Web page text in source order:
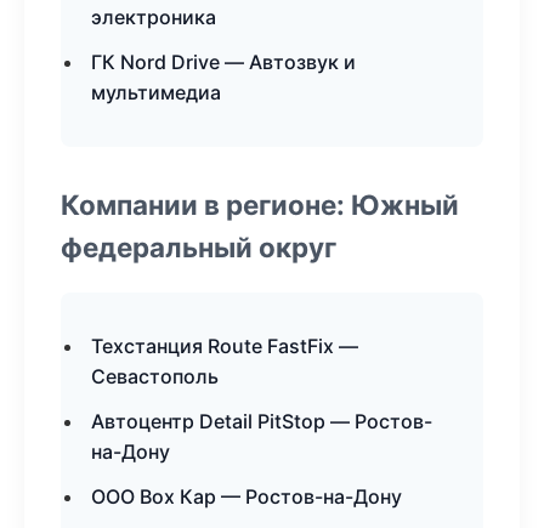
электроника
ГК Nord Drive — Автозвук и
мультимедиа
Компании в регионе: Южный
федеральный округ
Техстанция Route FastFix —
Севастополь
Автоцентр Detail PitStop — Ростов-
на-Дону
ООО Box Кар — Ростов-на-Дону